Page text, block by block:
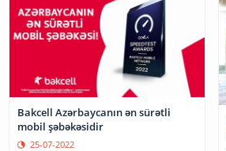
Bakcell Azərbaycanın ən sürətli
25-07-2022